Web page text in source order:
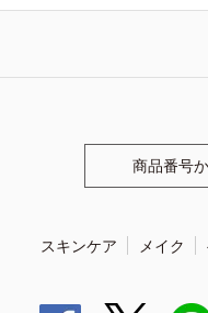
商品番号
スキンケア メイク